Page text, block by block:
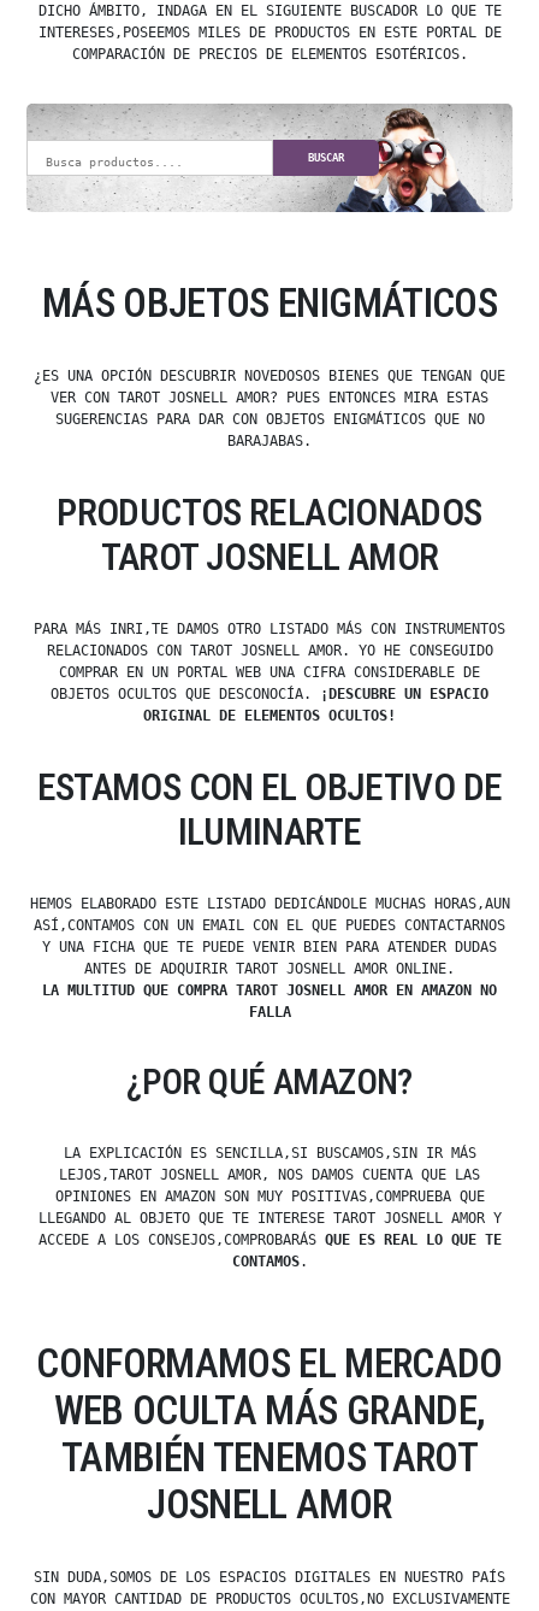
DICHO ÁMBITO, INDAGA EN EL SIGUIENTE BUSCADOR LO QUE TE
INTERESES,POSEEMOS MILES DE PRODUCTOS EN ESTE PORTAL DE
COMPARACIÓN DE PRECIOS DE ELEMENTOS ESOTÉRICOS.
BUSCAR
MÁS OBJETOS ENIGMÁTICOS
¿ES UNA OPCIÓN DESCUBRIR NOVEDOSOS BIENES QUE TENGAN QUE
VER CON TAROT JOSNELL AMOR? PUES ENTONCES MIRA ESTAS
SUGERENCIAS PARA DAR CON OBJETOS ENIGMÁTICOS QUE NO
BARAJABAS.
PRODUCTOS RELACIONADOS
TAROT JOSNELL AMOR
PARA MÁS INRI,TE DAMOS OTRO LISTADO MÁS CON INSTRUMENTOS
RELACIONADOS CON TAROT JOSNELL AMOR. YO HE CONSEGUIDO
COMPRAR EN UN PORTAL WEB UNA CIFRA CONSIDERABLE DE
OBJETOS OCULTOS QUE DESCONOCÍA.
¡DESCUBRE UN ESPACIO
ORIGINAL DE ELEMENTOS OCULTOS!
ESTAMOS CON EL OBJETIVO DE
ILUMINARTE
HEMOS ELABORADO ESTE LISTADO DEDICÁNDOLE MUCHAS HORAS,AUN
ASÍ,CONTAMOS CON UN EMAIL CON EL QUE PUEDES CONTACTARNOS
Y UNA FICHA QUE TE PUEDE VENIR BIEN PARA ATENDER DUDAS
ANTES DE ADQUIRIR TAROT JOSNELL AMOR ONLINE.
LA MULTITUD QUE COMPRA TAROT JOSNELL AMOR EN AMAZON NO
FALLA
¿POR QUÉ AMAZON?
LA EXPLICACIÓN ES SENCILLA,SI BUSCAMOS,SIN IR MÁS
LEJOS,TAROT JOSNELL AMOR, NOS DAMOS CUENTA QUE LAS
OPINIONES EN AMAZON SON MUY POSITIVAS,COMPRUEBA QUE
LLEGANDO AL OBJETO QUE TE INTERESE TAROT JOSNELL AMOR Y
ACCEDE A LOS CONSEJOS,COMPROBARÁS QUE ES REAL LO QUE TE
CONTAMOS.
CONFORMAMOS EL MERCADO
WEB OCULTA MÁS GRANDE,
TAMBIÉN TENEMOS TAROT
JOSNELL AMOR
SIN DUDA,SOMOS DE LOS ESPACIOS DIGITALES EN NUESTRO PAÍS
CON MAYOR CANTIDAD DE PRODUCTOS OCULTOS,NO EXCLUSIVAMENTE